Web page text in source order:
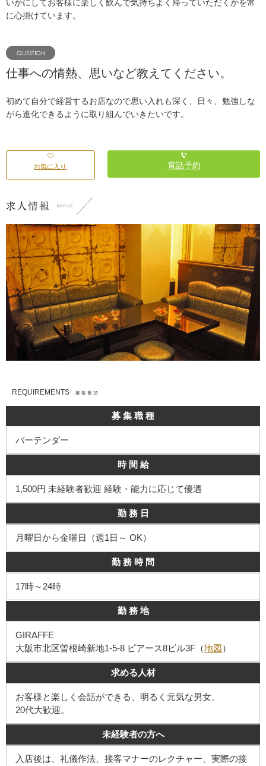
いかにしてお客様に楽しく飲んで気持ちよく帰っていただくかを常
に心掛けています。
仕事への情熱、思いなど教えてください。
初めて自分で経営するお店なので思い入れも深く、日々、勉強しな
がら進化できるように取り組んでいきたいです。
お気に入り 電話予約
REQUIREMENTS 募 集 要 項
募 集 職 種
バーテンダー
時 間 給
1,500円 未経験者歓迎 経験・能力に応じて優遇
勤 務 日
月曜日から金曜日（週1日～ OK）
勤 務 時 間
17時～24時
勤 務 地
GIRAFFE
大阪市北区曽根崎新地1-5-8 ピアース8ビル3F（地図）
求める人材
お客様と楽しく会話ができる、明るく元気な男女。
20代大歓迎。
未経験者の方へ
入店後は、礼儀作法、接客マナーのレクチャー、実際の接